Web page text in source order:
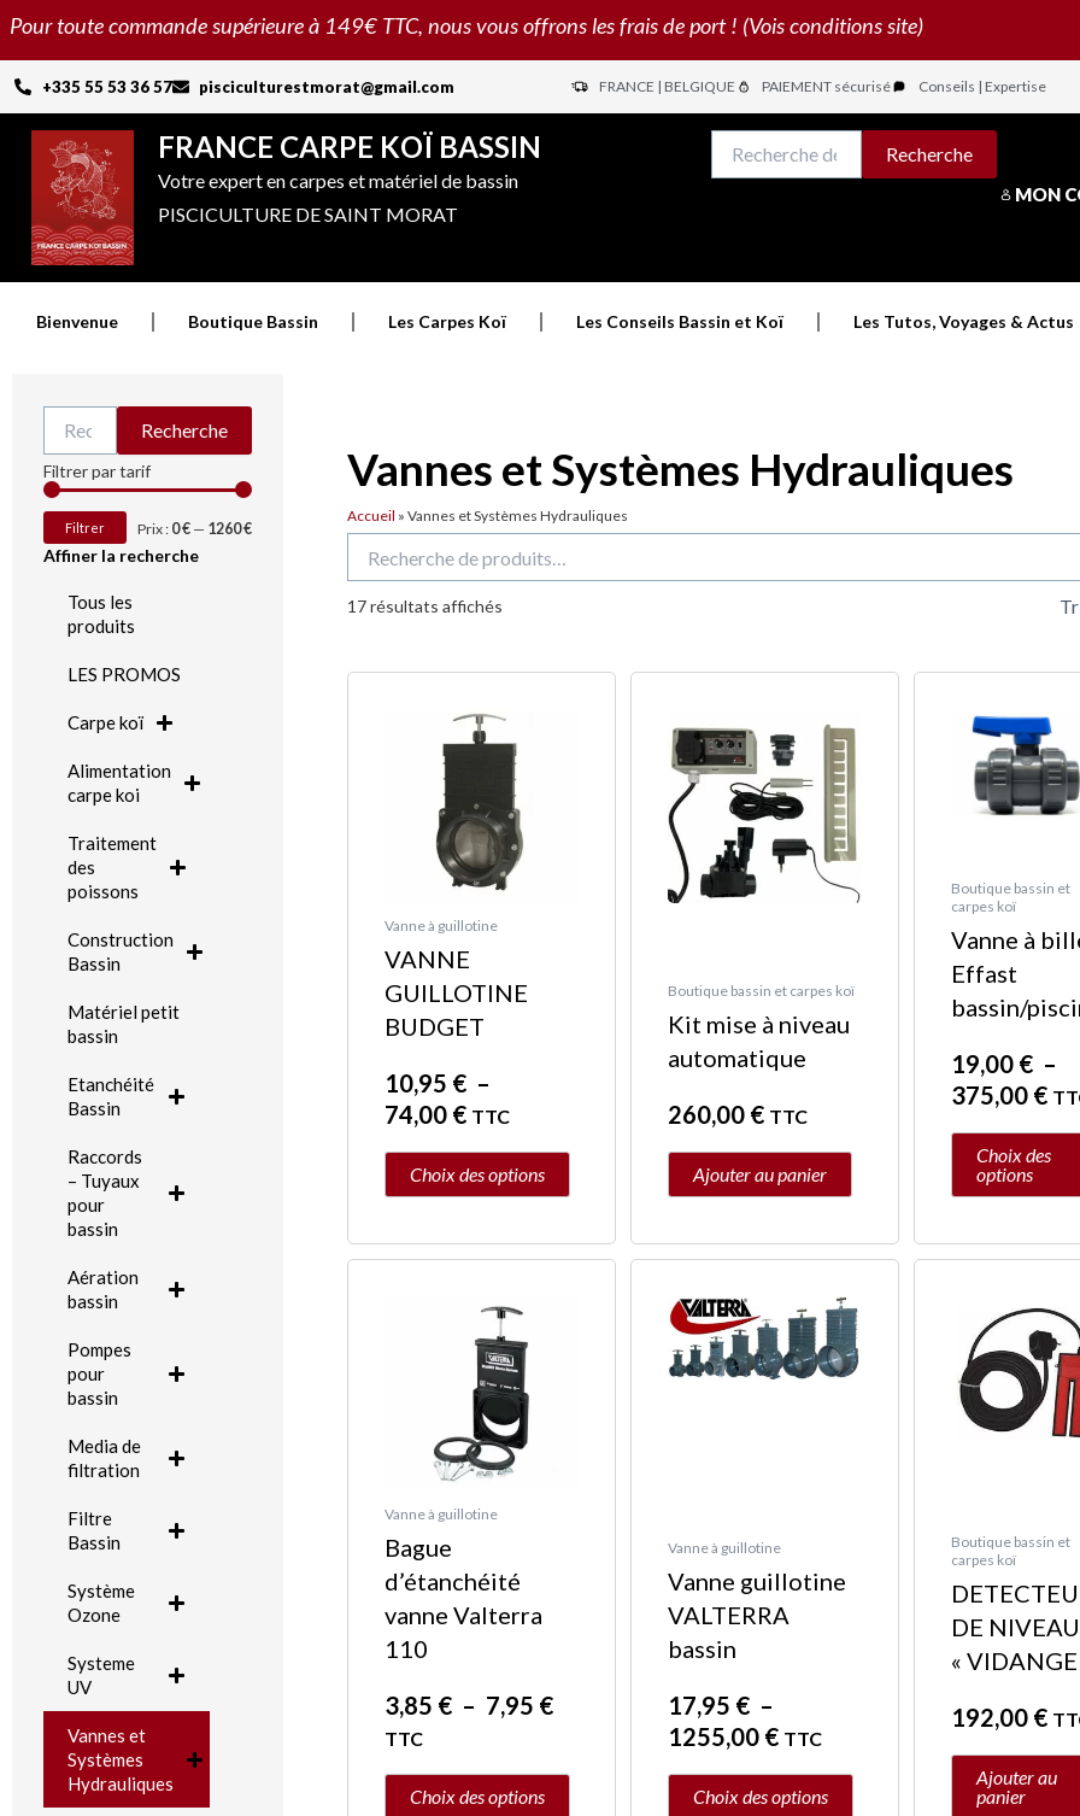
Aller
contenu
Pour toute commande supérieure à 149€ TTC, nous vous offrons les frais de port ! (Vois conditions site)
+335 55 53 36 57 pisciculturestmorat@gmail.com FRANCE | BELGIQUE PAIEMENT sécurisé Conseils | Expertise
FRANCE CARPE KOÏ BASSIN
Votre expert en carpes et matériel de bassin
PISCICULTURE DE SAINT MORAT
pour :
Recherche
MON
Bienvenue Boutique Bassin Les Carpes Koï Les Conseils Bassin et Koï Les Tutos, Voyages & Actus
pour :
Recherche
Filtrer par tarif
min
max
Filtrer Prix : 0 €— 1260 €
Affiner la recherche
Tous les
produits
LES PROMOS
Carpe koï
Alimentation
carpe koi
Traitement
des
poissons
Construction
Bassin
Matériel petit
bassin
Etanchéité
Bassin
Raccords
– Tuyaux
pour
bassin
Aération
bassin
Pompes
pour
bassin
Media de
filtration
Filtre
Bassin
Système
Ozone
Systeme
UV
Vannes et
Systèmes
Hydrauliques
Vannes et Systèmes Hydrauliques
Accueil »Vannes et Systèmes Hydrauliques
pour :
17 résultats affichés
Trié
plus
Vanne à guillotine
VANNE
GUILLOTINE
BUDGET
10,95 € –
74,00 €
de
prix :
10,95 €
à
74,00 €
TTC
Choix des options
plusieurs
variations.
peuvent
être
choisies
sur
page
du
produit
Boutique bassin et carpes koï
Kit mise à niveau
automatique
260,00 € TTC
Ajouter au panier
Boutique bassin et
carpes koï
Vanne à
Effast
bassin/
19,00 € –
375,00 €
de
prix
à
Choix des
options
produit
plusieurs
options
la
page
produit
Vanne à guillotine
Bague
d’étanchéité
vanne Valterra
110
3,85 € – 7,95 €
TTC
Choix des options
options
peuvent
être
choisies
sur
la
du
produit
Vanne à guillotine
Vanne guillotine
VALTERRA
bassin
17,95 € –
1255,00 €
de
prix :
17,95 €
TTC
Choix des options
produit
plusieurs
être
choisies
sur
la
du
produit
Boutique bassin et
carpes koï
DE NIVEAU
« VIDANGE
192,00 €
Ajouter au
panier